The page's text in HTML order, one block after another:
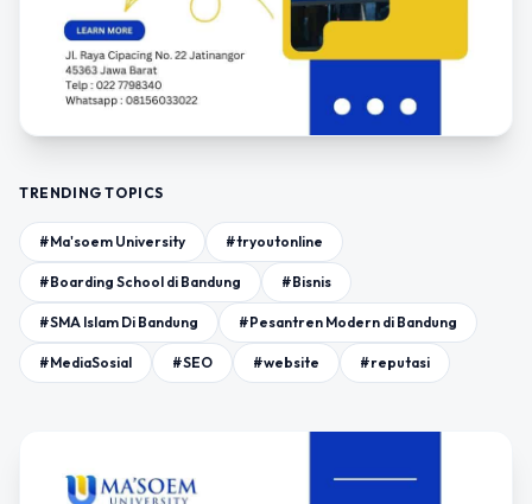
TRENDING TOPICS
#Ma'soem University #tryoutonline
#Boarding School di Bandung #Bisnis
#SMA Islam Di Bandung #Pesantren Modern di Bandung
#MediaSosial #SEO #website #reputasi